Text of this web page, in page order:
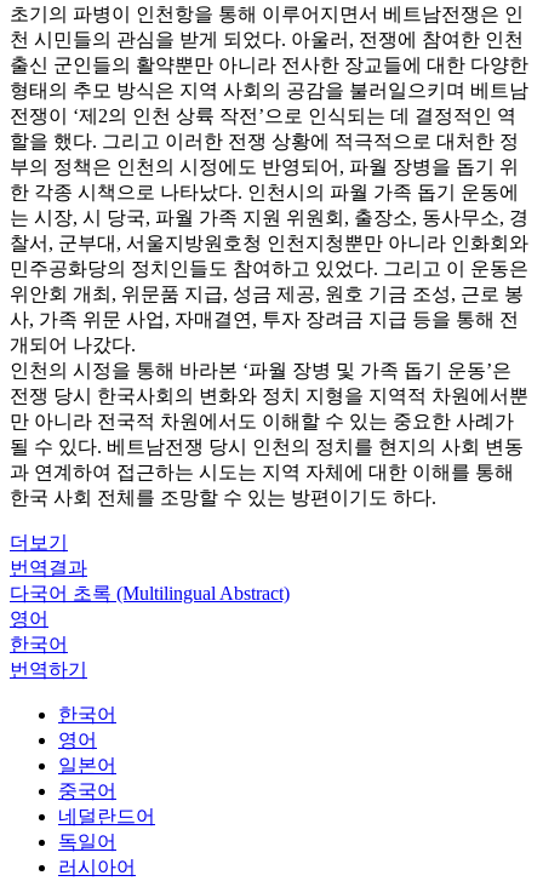
초기의 파병이 인천항을 통해 이루어지면서 베트남전쟁은 인
천 시민들의 관심을 받게 되었다. 아울러, 전쟁에 참여한 인천
출신 군인들의 활약뿐만 아니라 전사한 장교들에 대한 다양한
형태의 추모 방식은 지역 사회의 공감을 불러일으키며 베트남
전쟁이 ‘제2의 인천 상륙 작전’으로 인식되는 데 결정적인 역
할을 했다. 그리고 이러한 전쟁 상황에 적극적으로 대처한 정
부의 정책은 인천의 시정에도 반영되어, 파월 장병을 돕기 위
한 각종 시책으로 나타났다. 인천시의 파월 가족 돕기 운동에
는 시장, 시 당국, 파월 가족 지원 위원회, 출장소, 동사무소, 경
찰서, 군부대, 서울지방원호청 인천지청뿐만 아니라 인화회와
민주공화당의 정치인들도 참여하고 있었다. 그리고 이 운동은
위안회 개최, 위문품 지급, 성금 제공, 원호 기금 조성, 근로 봉
사, 가족 위문 사업, 자매결연, 투자 장려금 지급 등을 통해 전
개되어 나갔다.
인천의 시정을 통해 바라본 ‘파월 장병 및 가족 돕기 운동’은
전쟁 당시 한국사회의 변화와 정치 지형을 지역적 차원에서뿐
만 아니라 전국적 차원에서도 이해할 수 있는 중요한 사례가
될 수 있다. 베트남전쟁 당시 인천의 정치를 현지의 사회 변동
과 연계하여 접근하는 시도는 지역 자체에 대한 이해를 통해
한국 사회 전체를 조망할 수 있는 방편이기도 하다.
더보기
번역결과
다국어 초록 (Multilingual Abstract)
영어
한국어
번역하기
한국어
영어
일본어
중국어
네덜란드어
독일어
러시아어